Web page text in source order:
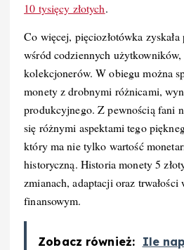
10 tysięcy złotych.
Co więcej, pięciozłotówka
wśród codziennych
kolekcjonerów. W obiegu można
monety z drobnymi różnicami,
produkcyjnego. Z pewnością fani
się różnymi aspektami tego
który ma nie tylko wartość
historyczną. Historia monety 5
zmianach, adaptacji oraz
finansowym.
Zobacz również: Ile